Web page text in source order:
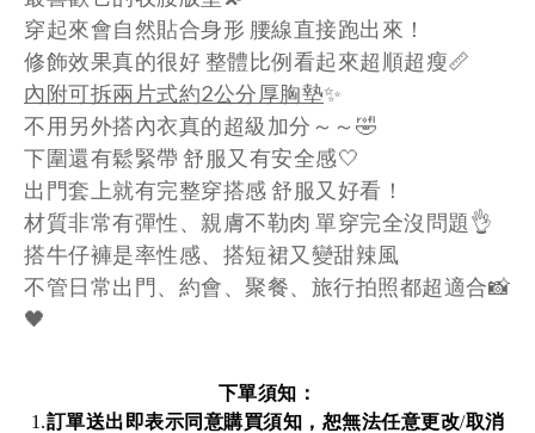
穿起來會自然貼合身形 腰線直接跑出來！
修飾效果真的很好 整體比例看起來超順超瘦📏
內附可拆兩片式約2公分厚胸墊✨
不用另外搭內衣真的超級加分～～🤣
下圍還有鬆緊帶 舒服又有安全感🤍
出門套上就有完整穿搭感 舒服又好看！
材質非常有彈性、親膚不勒肉 單穿完全沒問題👌
搭牛仔褲是率性感、搭短裙又變甜辣風
不管日常出門、約會、聚餐、旅行拍照都超適合📸
🖤
下單須知：
1.訂單送出即表示同意購買須知，恕無法任意更改/取消